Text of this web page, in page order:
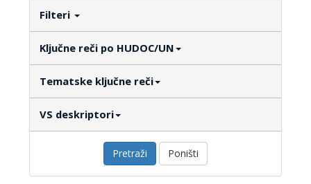
Filteri
Ključne reči po HUDOC/UN
Tematske ključne reči
VS deskriptori
Pretraži Poništi